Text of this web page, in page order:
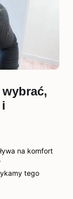
na komfort
tego